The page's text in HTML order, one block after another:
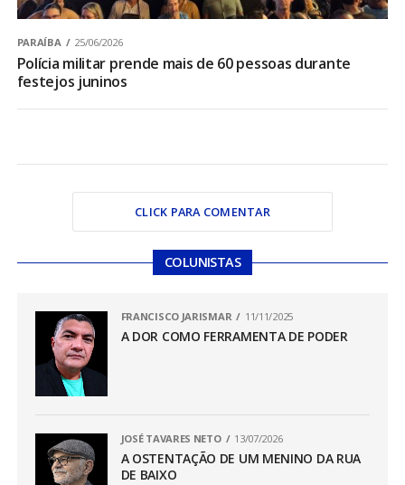
PARAÍBA 25/06/2026
Polícia militar prende mais de 60 pessoas durante
festejos juninos
CLICK PARA COMENTAR
COLUNISTAS
FRANCISCO JARISMAR 11/11/2025
A DOR COMO FERRAMENTA DE PODER
JOSÉ TAVARES NETO 13/07/2026
A OSTENTAÇÃO DE UM MENINO DA RUA
DE BAIXO